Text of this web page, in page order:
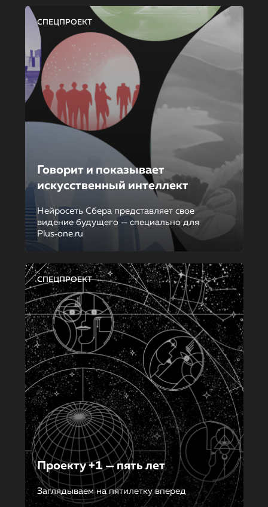
СПЕЦПРОЕКТ
Говорит и показывает
искусственный интеллект
Нейросеть Сбера представляет свое
видение будущего — специально для
Plus‑one.ru
СПЕЦПРОЕКТ
Проекту +1 — пять лет
Заглядываем на пятилетку вперед